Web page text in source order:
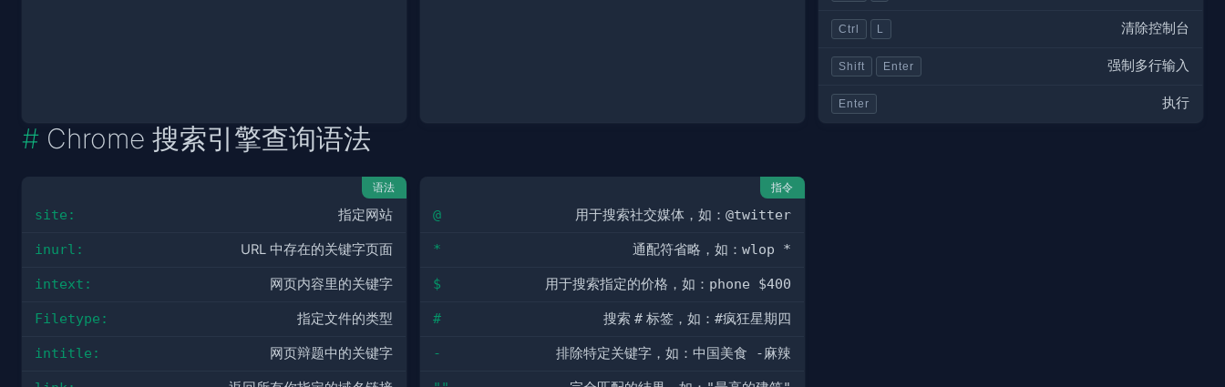
Ctrl L 清除控制台
Shift Enter 强制多行输入
Enter 执行
Chrome 搜索引擎查询语法
语法
site: 指定网站
inurl: URL 中存在的关键字页面
intext: 网页内容里的关键字
Filetype: 指定文件的类型
intitle: 网页辩题中的关键字
指令
@ 用于搜索社交媒体，如：@twitter
* 通配符省略，如：wlop *
$ 用于搜索指定的价格，如： phone $400
# 搜索# 标签，如：#疯狂星期四
- 排除特定关键字，如：中国美食 -麻辣